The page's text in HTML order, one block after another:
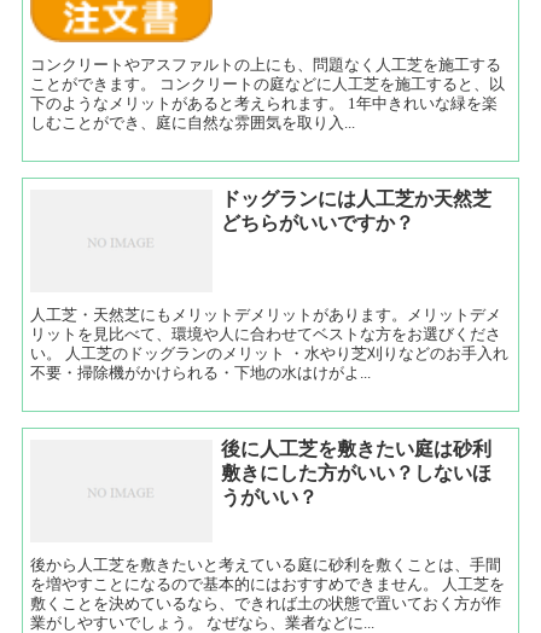
コンクリートやアスファルトの上にも、問題なく人工芝を施工する
ことができます。 コンクリートの庭などに人工芝を施工すると、以
下のようなメリットがあると考えられます。 1年中きれいな緑を楽
しむことができ、庭に自然な雰囲気を取り入...
ドッグランには人工芝か天然芝
どちらがいいですか？
人工芝・天然芝にもメリットデメリットがあります。メリットデメ
リットを見比べて、環境や人に合わせてベストな方をお選びくださ
い。 人工芝のドッグランのメリット ・水やり芝刈りなどのお手入れ
不要・掃除機がかけられる・下地の水はけがよ...
後に人工芝を敷きたい庭は砂利
敷きにした方がいい？しないほ
うがいい？
後から人工芝を敷きたいと考えている庭に砂利を敷くことは、手間
を増やすことになるので基本的にはおすすめできません。 人工芝を
敷くことを決めているなら、できれば土の状態で置いておく方が作
業がしやすいでしょう。 なぜなら、業者などに...